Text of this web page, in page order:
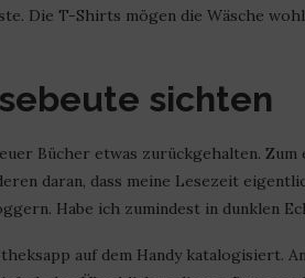
Die T-Shirts mögen die Wäsche
sichten
Bücher etwas zurückgehalten. Zum
daran, dass meine Lesezeit
Habe ich zumindest in dunklen
auf dem Handy katalogisiert.